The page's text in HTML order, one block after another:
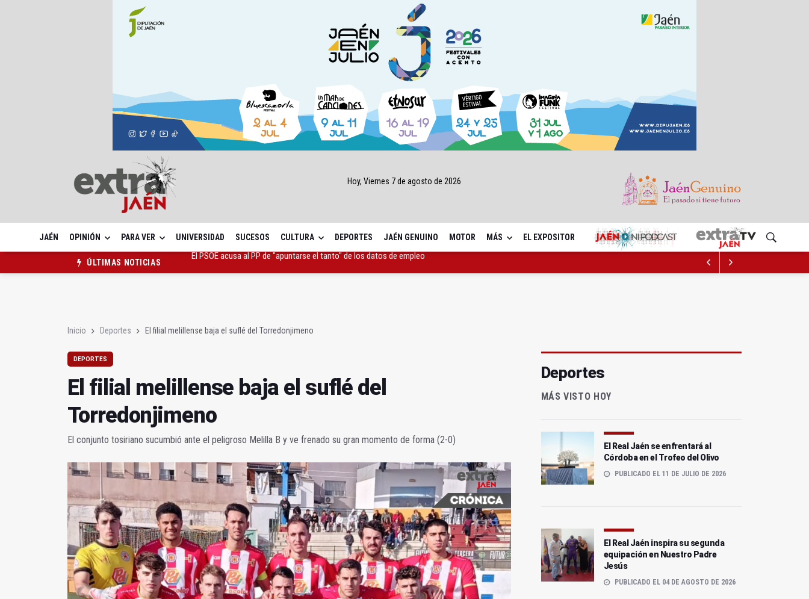
Hoy, Viernes 7 de agosto de 2026
JAÉN OPINIÓN PARA VER UNIVERSIDAD SUCESOS CULTURA DEPORTES JAÉN GENUINO MOTOR MÁS EL EXPOSITOR
ÚLTIMAS NOTICIAS
El Centro Andaluz de las Letras trae a Jaén al filósofo Omar Linares
Inicio Deportes El filial melillense baja el suflé del Torredonjimeno
DEPORTES
El filial melillense baja el suflé del
Torredonjimeno
El conjunto tosiriano sucumbió ante el peligroso Melilla B y ve frenado su gran momento de forma (2-0)
Deportes
MÁS VISTO HOY
El Real Jaén se enfrentará al
Córdoba en el Trofeo del Olivo
PUBLICADO EL 11 DE JULIO DE 2026
El Real Jaén inspira su segunda
equipación en Nuestro Padre
Jesús
PUBLICADO EL 04 DE AGOSTO DE 2026